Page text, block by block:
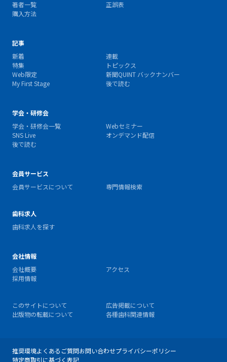
著者一覧
正誤表
購入方法
記事
新着
連載
特集
トピックス
Web限定
新聞QUINT バックナンバー
My First Stage
後で読む
学会・研修会
学会・研修会一覧
Webセミナー
SNS Live
オンデマンド配信
後で読む
会員サービス
会員サービスについて
専門情報検索
歯科求人
歯科求人を探す
会社情報
会社概要
アクセス
採用情報
このサイトについて
広告掲載について
出版物の転載について
各種歯科関連情報
推奨環境よくあるご質問お問い合わせプライバシーポリシー
特定商取引に基づく表記